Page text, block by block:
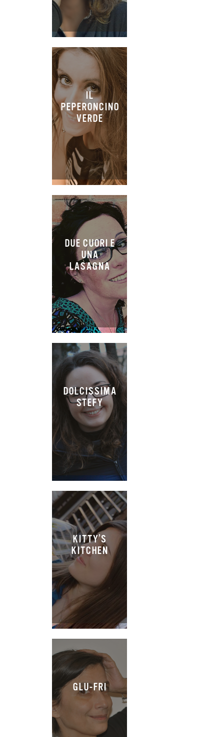
IL
PEPERONCINO
VERDE
DUE CUORI E
UNA
LASAGNA
DOLCISSIMA
STEFY
KITTY’S
KITCHEN
GLU-FRI